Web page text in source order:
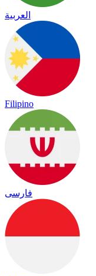
العربية
Filipino
فارسی